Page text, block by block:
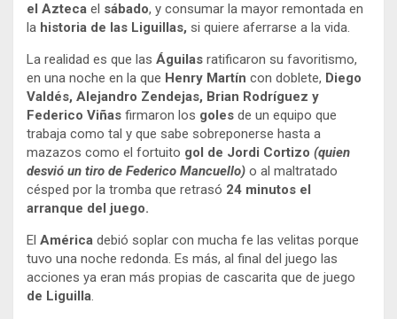
el Azteca el sábado, y consumar la mayor remontada en
la historia de las Liguillas, si quiere aferrarse a la vida.
La realidad es que las Águilas ratificaron su favoritismo,
en una noche en la que Henry Martín con doblete, Diego
Valdés, Alejandro Zendejas, Brian Rodríguez y
Federico Viñas firmaron los goles de un equipo que
trabaja como tal y que sabe sobreponerse hasta a
mazazos como el fortuito gol de Jordi Cortizo (quien
desvió un tiro de Federico Mancuello) o al maltratado
césped por la tromba que retrasó 24 minutos el
arranque del juego.
El América debió soplar con mucha fe las velitas porque
tuvo una noche redonda. Es más, al final del juego las
acciones ya eran más propias de cascarita que de juego
de Liguilla.